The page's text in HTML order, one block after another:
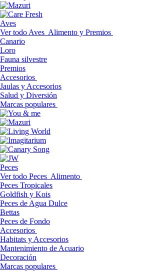
Aves
Ver todo Aves Alimento y Premios
Canario
Loro
Fauna silvestre
Premios
Accesorios
Jaulas y Accesorios
Salud y Diversión
Marcas populares
Peces
Ver todo Peces Alimento
Peces Tropicales
Goldfish y Kois
Peces de Agua Dulce
Bettas
Peces de Fondo
Accesorios
Habitats y Accesorios
Mantenimiento de Acuario
Decoración
Marcas populares